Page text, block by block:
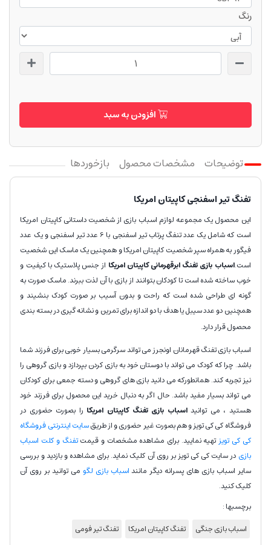
رنگ
افزودن به سبد
توضیحات مشخصات محصول بازخوردها
تفنگ تیر اسفنجی کاپیتان امریکا
این محصول یک مجموعه لوازم اسباب بازی از شخصیت داستانی کاپیتان امریکا
است که شامل یک عدد تنفگ پرتاب تیر اسفنجی با 6 عدد تیر اسفنجی و یک عدد
فیگور به همراه سپر شخصیت کاپیتان امریکا و همچنین یک ماسک این شخصیت
است.اسباب بازی تفنگ ابرقهرمانی کاپیتان امریکا از جنس پلاستیک با کیفیت و
خوب ساخته شده است تا کودکان بتوانند از بازی با آن لذت ببرند. ماسک صورت به
گونه ای طراحی شده است که راحت و بدون آسیب بر صورت کودک بنشیند و
همچنین دو عدد سیبل یا هدف با دو اندازه برای تمرین و نشانه گیری در بسته بندی
محصول قرار دارد.
اسباب بازی تفنگ قهرمانان اونجرز می تواند سرگرمی بسیار خوبی برای فرزند شما
باشد. چرا که کودک می تواند با دوستان خود به بازی کردن بپردازد و بازی گروهی را
نیز تجربه کند. همانطورکه می دانید بازی های گروهی و دسته جمعی برای کودکان
می تواند بسیار مفید باشد. حال اگر به دنبال خرید این محصول برای فرزند خود
هستید ، می توانیداسباب بازی تفنگ کاپیتان امریکا را بصورت حضوری در
فروشگاه کی کی تویز و هم بصورت غیر حضوری و از طریقسایت اینترنتی فروشگاه
کی کی تویزتهیه نمایید. برای مشاهده مشخصات و قیمتتفنگ و کلت اسباب
بازی در سایت کی کی تویز بر روی آن کلیک نماید. برای مشاهده و بازدید و بررسی
سایر اسباب بازی های پسرانه دیگر ماننداسباب بازی لگو می توانید بر روی آن
کلیک کنید.
برچسبها :
اسباب بازی جنگی
تفنگ کاپیتان امریکا
تفنگ تیر فومی